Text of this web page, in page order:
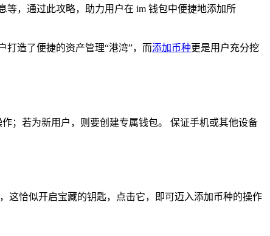
，通过此攻略，助力用户在 im 钱包中便捷地添加所
打造了便捷的资产管理“港湾”，而添加币种更是用户充分挖
；若为新用户，则要创建专属钱包。 保证手机或其他设备
这恰似开启宝藏的钥匙，点击它，即可迈入添加币种的操作